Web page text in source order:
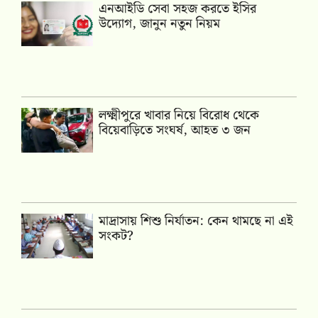
এনআইডি সেবা সহজ করতে ইসির
উদ্যোগ, জানুন নতুন নিয়ম
লক্ষ্মীপুরে খাবার নিয়ে বিরোধ থেকে
বিয়েবাড়িতে সংঘর্ষ, আহত ৩ জন
মাদ্রাসায় শিশু নির্যাতন: কেন থামছে না এই
সংকট?